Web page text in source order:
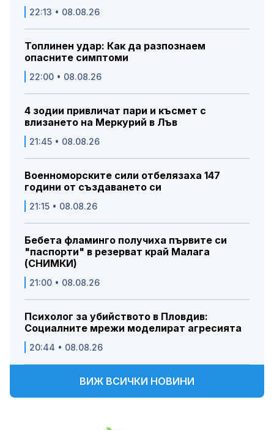
22:13 • 08.08.26
Топлинен удар: Как да разпознаем
опасните симптоми
22:00 • 08.08.26
4 зодии привличат пари и късмет с
влизането на Меркурий в Лъв
21:45 • 08.08.26
Военноморските сили отбелязаха 147
години от създаването си
21:15 • 08.08.26
Бебета фламинго получиха първите си
"паспорти" в резерват край Малага
(СНИМКИ)
21:00 • 08.08.26
Психолог за убийството в Пловдив:
Социалните мрежи моделират агресията
20:44 • 08.08.26
ВИЖ ВСИЧКИ НОВИНИ